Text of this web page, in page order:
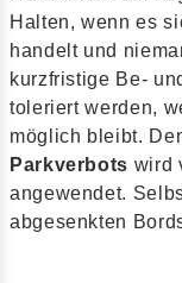
Halten, wenn es
handelt und
kurzfristige Be-
toleriert werden,
möglich bleibt.
Parkverbots wird
angewendet.
abgesenkten